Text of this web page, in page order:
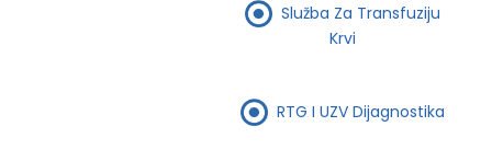
Služba Za Transfuziju
Krvi
RTG I UZV Dijagnostika